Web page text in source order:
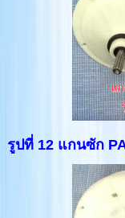
รูปที่ 12 แกนซัก